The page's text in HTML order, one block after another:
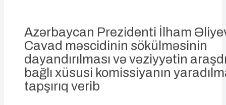
Azərbaycan Prezidenti İlham
Cavad məscidinin sökülməsinin
dayandırılması və vəziyyətin
bağlı xüsusi komissiyanın
tapşırıq verib